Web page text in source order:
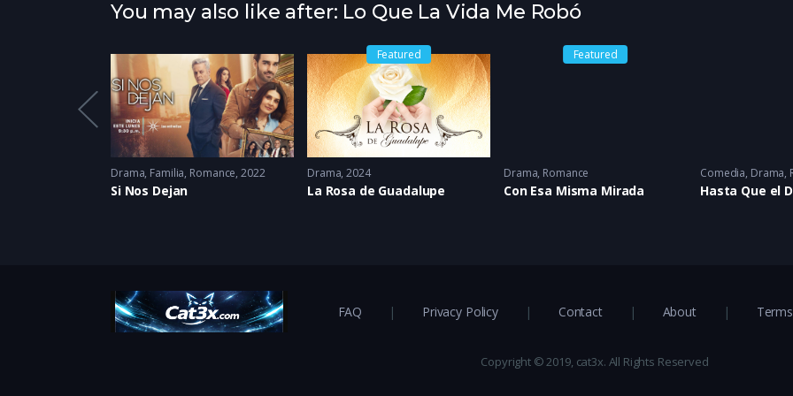
You may also like after: Lo Que La Vida Me Robó
Drama, Familia, Romance 2022
Si Nos Dejan
Featured
Drama 2024
La Rosa de Guadalupe
Featured
Drama, Romance
Con Esa Misma Mirada
Comedia, Drama,
FAQ Privacy Policy Contact About
Copyright © 2019, cat3x. All Rights Reserved